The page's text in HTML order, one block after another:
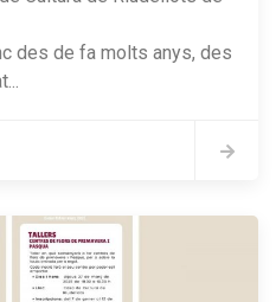
des de fa molts anys, des